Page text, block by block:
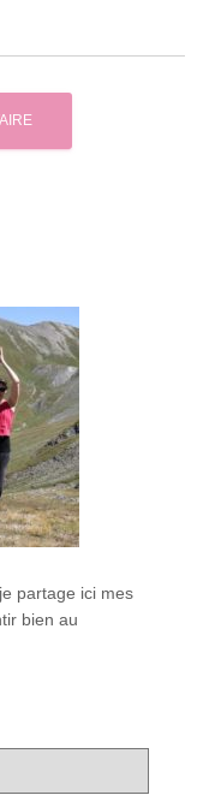
partage ici mes
bien au